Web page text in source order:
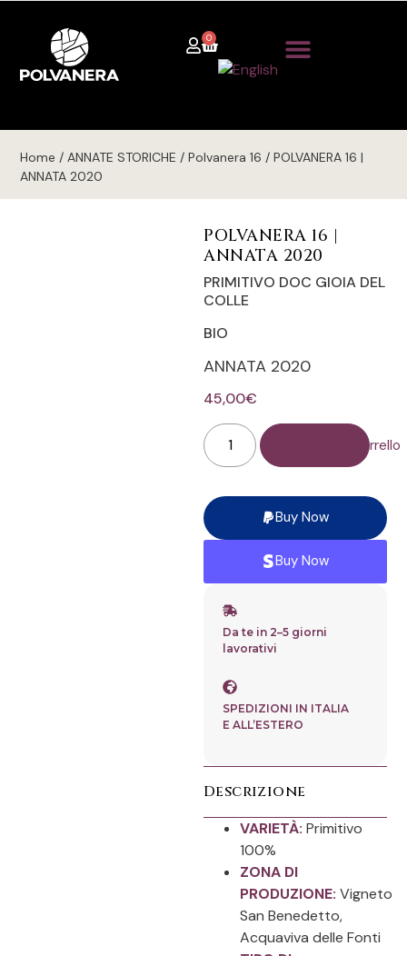
0
Home / ANNATE STORICHE / Polvanera 16 / POLVANERA 16 |
ANNATA 2020
POLVANERA 16 |
ANNATA 2020
PRIMITIVO DOC GIOIA DEL
COLLE
BIO
ANNATA 2020
45,00€
Aggiungi al carrello
Buy Now
Buy Now
Da te in 2–5 giorni
lavorativi
SPEDIZIONI IN ITALIA
E ALL’ESTERO
Descrizione
VARIETÀ: Primitivo
100%
ZONA DI
PRODUZIONE: Vigneto
San Benedetto,
Acquaviva delle Fonti